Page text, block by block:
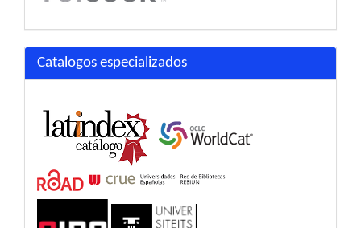
Catalogos especializados